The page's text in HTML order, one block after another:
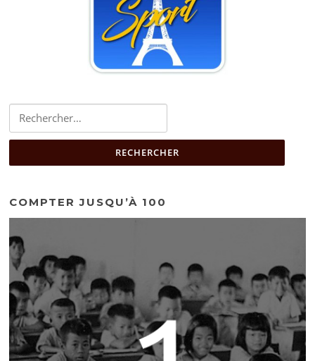
COMPTER JUSQU’À 100